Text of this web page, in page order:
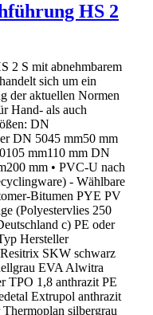
HS 2
2 S mit abnehmbarem
sich um ein
der aktuellen Normen
Hand- als auch
DN
DN 5045 mm50 mm
mm110 mm DN
mm • PVC-U nach
- Wählbare
Bitumen PYE PV
(Polyestervlies 250
c) PE oder
Hersteller
SKW schwarz
EVA Alwitra
TPO 1,8 anthrazit PE
Extrupol anthrazit
silbergrau